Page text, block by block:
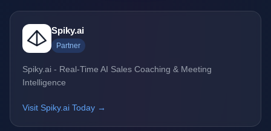
Spiky.ai
Partner
Spiky.ai - Real-Time AI Sales Coaching & Meeting
Intelligence
Visit Spiky.ai Today →